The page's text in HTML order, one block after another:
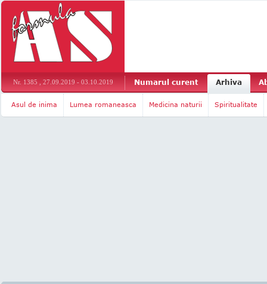
Nr. 1385 , 27.09.2019 - 03.10.2019 Numarul curent Arhiva
Asul de inima Lumea romaneasca Medicina naturii Spiritualitate